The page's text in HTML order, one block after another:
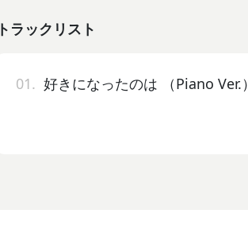
トラックリスト
01. 好きになったのは （Piano Ver.）